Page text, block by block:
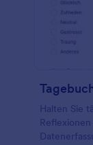
Halten Sie